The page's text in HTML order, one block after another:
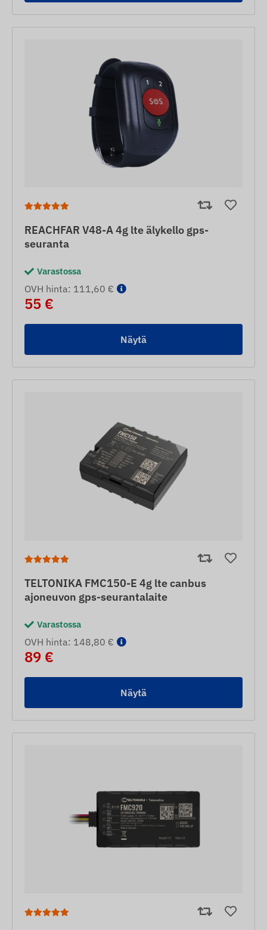
REACHFAR V48-A 4g lte älykello gps-
seuranta
Varastossa
OVH hinta: 111,60 €
55 €
Näytä
TELTONIKA FMC150-E 4g lte canbus
ajoneuvon gps-seurantalaite
Varastossa
OVH hinta: 148,80 €
89 €
Näytä